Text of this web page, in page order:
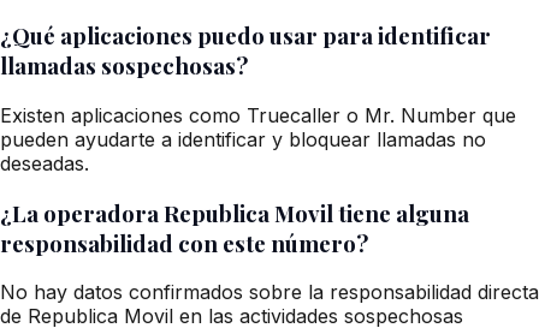
¿Qué aplicaciones puedo usar para identificar
llamadas sospechosas?
Existen aplicaciones como Truecaller o Mr. Number que
pueden ayudarte a identificar y bloquear llamadas no
deseadas.
¿La operadora Republica Movil tiene alguna
responsabilidad con este número?
No hay datos confirmados sobre la responsabilidad directa
de Republica Movil en las actividades sospechosas